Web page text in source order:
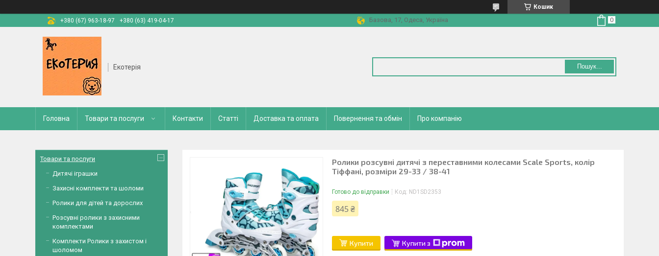
Кошик
+380 (67) 963-18-97
+380 (63) 419-04-17 Базова, 17, Одеса, Україна
Екотерія Пошук...
Головна Товари та послуги Контакти Статті Доставка та оплата Повернення та обмін Про компанію
Ролики розсувні дитячі з переставними колесами Scale Sports, колір
Тіффані, розміри 29-33 / 38-41
Готово до відправки Код: ND1SD2353
845 ₴
Купити Купити з
Товари та послуги
Дитячі іграшки
Захисні комплекти та шоломи
Ролики для дітей та дорослих
Розсувні ролики з захисними
комплектами
Комплекти Ролики з захистом і
шоломом